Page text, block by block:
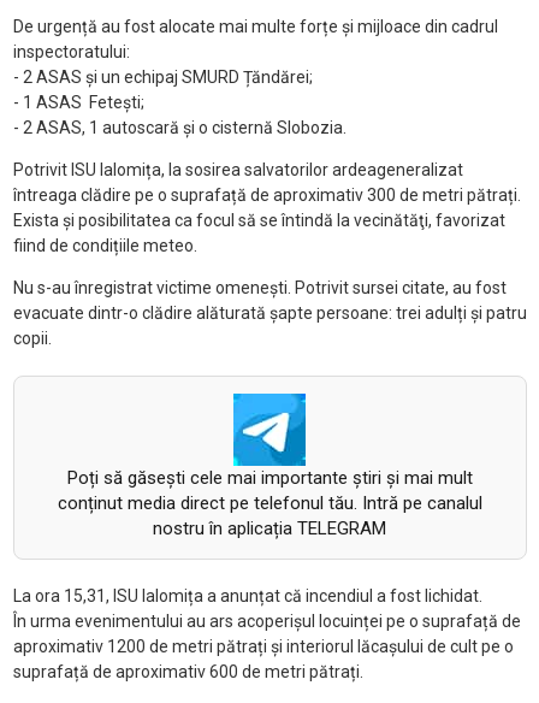
De urgență au fost alocate mai multe forțe și mijloace din cadrul
inspectoratului:
- 2 ASAS și un echipaj SMURD Țăndărei;
- 1 ASAS Fetești;
- 2 ASAS, 1 autoscară și o cisternă Slobozia.
Potrivit ISU Ialomița, la sosirea salvatorilor ardeageneralizat
întreaga clădire pe o suprafață de aproximativ 300 de metri pătrați.
Exista și posibilitatea ca focul să se întindă la vecinătăţi, favorizat
fiind de condițiile meteo.
Nu s-au înregistrat victime omenești. Potrivit sursei citate, au fost
evacuate dintr-o clădire alăturată șapte persoane: trei adulți și patru
copii.
Poți să găsești cele mai importante știri și mai mult
conținut media direct pe telefonul tău. Intră pe canalul
nostru în aplicația TELEGRAM
La ora 15,31, ISU Ialomița a anunțat că incendiul a fost lichidat.
În urma evenimentului au ars acoperișul locuinței pe o suprafață de
aproximativ 1200 de metri pătrați și interiorul lăcașului de cult pe o
suprafață de aproximativ 600 de metri pătrați.